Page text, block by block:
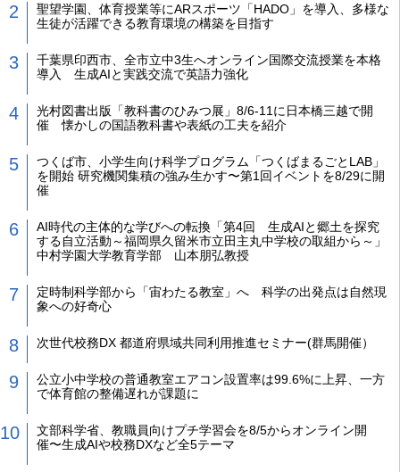
聖望学園、体育授業等にARスポーツ「HADO」を導入、多様な
生徒が活躍できる教育環境の構築を目指す
千葉県印西市、全市立中3生へオンライン国際交流授業を本格
導入 生成AIと実践交流で英語力強化
光村図書出版「教科書のひみつ展」8/6-11に日本橋三越で開
催 懐かしの国語教科書や表紙の工夫を紹介
つくば市、小学生向け科学プログラム「つくばまるごとLAB」
を開始 研究機関集積の強み生かす〜第1回イベントを8/29に開
催
AI時代の主体的な学びへの転換「第4回 生成AIと郷土を探究
する自立活動～福岡県久留米市立田主丸中学校の取組から～」
中村学園大学教育学部 山本朋弘教授
定時制科学部から「宙わたる教室」へ 科学の出発点は自然現
象への好奇心
次世代校務DX 都道府県域共同利用推進セミナー(群馬開催）
公立小中学校の普通教室エアコン設置率は99.6%に上昇、一方
で体育館の整備遅れが課題に
文部科学省、教職員向けプチ学習会を8/5からオンライン開
催〜生成AIや校務DXなど全5テーマ